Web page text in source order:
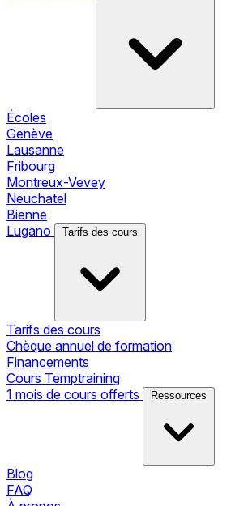
Écoles
Genève
Lausanne
Fribourg
Montreux-Vevey
Neuchatel
Bienne
Lugano
Tarifs des cours
Tarifs des cours
Chèque annuel de formation
Financements
Cours Temptraining
1 mois de cours offerts
Ressources
Blog
FAQ